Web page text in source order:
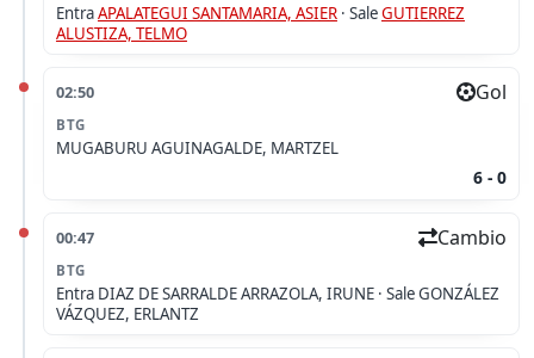
EntraAPALATEGUI SANTAMARIA, ASIER· SaleGUTIERREZ
ALUSTIZA, TELMO
02:50 Gol
BTG
MUGABURU AGUINAGALDE, MARTZEL
6 - 0
00:47 Cambio
BTG
Entra DIAZ DE SARRALDE ARRAZOLA, IRUNE · SaleGONZÁLEZ
VÁZQUEZ, ERLANTZ